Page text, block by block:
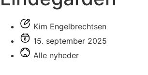
Kim Engelbrechtsen
15. september 2025
Alle nyheder